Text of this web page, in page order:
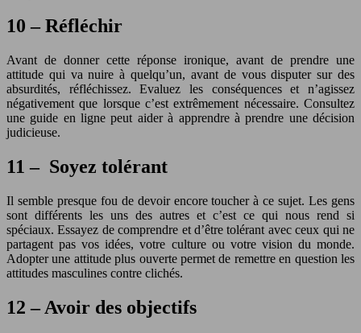
10 – Réfléchir
Avant de donner cette réponse ironique, avant de prendre une
attitude qui va nuire à quelqu’un, avant de vous disputer sur des
absurdités, réfléchissez. Evaluez les conséquences et n’agissez
négativement que lorsque c’est extrêmement nécessaire. Consultez
une guide en ligne peut aider à apprendre à prendre une décision
judicieuse.
11 – Soyez tolérant
Il semble presque fou de devoir encore toucher à ce sujet. Les gens
sont différents les uns des autres et c’est ce qui nous rend si
spéciaux. Essayez de comprendre et d’être tolérant avec ceux qui ne
partagent pas vos idées, votre culture ou votre vision du monde.
Adopter une attitude plus ouverte permet de remettre en question les
attitudes masculines contre clichés.
12 – Avoir des objectifs